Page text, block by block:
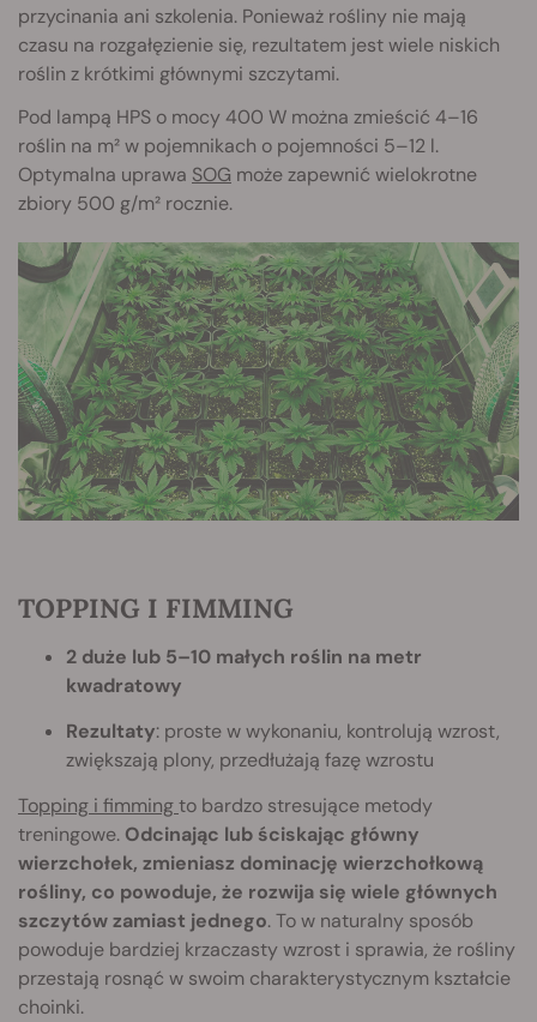
przycinania ani szkolenia. Ponieważ rośliny nie mają
czasu na rozgałęzienie się, rezultatem jest wiele niskich
roślin z krótkimi głównymi szczytami.
Pod lampą HPS o mocy 400 W można zmieścić 4–16
roślin na m² w pojemnikach o pojemności 5–12 l.
Optymalna uprawa SOG może zapewnić wielokrotne
zbiory 500 g/m² rocznie.
TOPPING I FIMMING
2 duże lub 5–10 małych roślin na metr
kwadratowy
Rezultaty: proste w wykonaniu, kontrolują wzrost,
zwiększają plony, przedłużają fazę wzrostu
Topping i fimmingto bardzo stresujące metody
treningowe. Odcinając lub ściskając główny
wierzchołek, zmieniasz dominację wierzchołkową
rośliny, co powoduje, że rozwija się wiele głównych
szczytów zamiast jednego. To w naturalny sposób
powoduje bardziej krzaczasty wzrost i sprawia, że rośliny
przestają rosnąć w swoim charakterystycznym kształcie
choinki.